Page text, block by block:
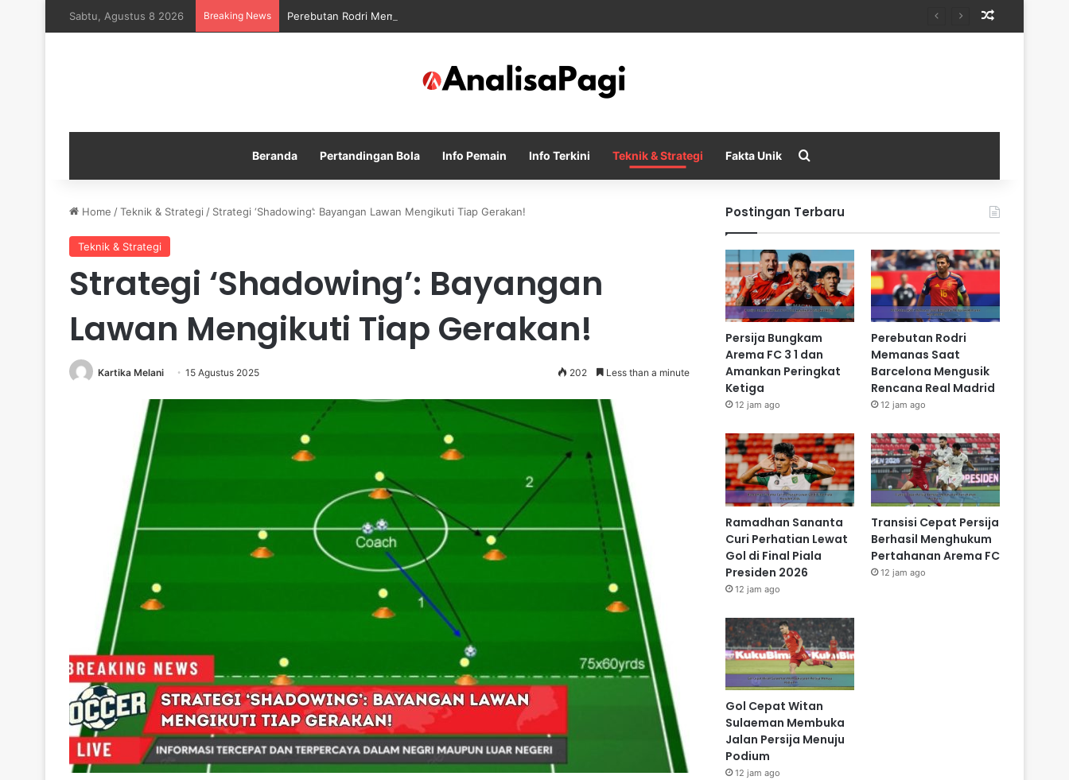
Sabtu, Agustus 8 2026 Breaking News Perebutan Rodri Memanas Saat Barcelona Mengusik Rencana Real Madrid
Beranda Pertandingan Bola Info Pemain Info Terkini Teknik & Strategi Fakta Unik
Home /Teknik & Strategi / Strategi ‘Shadowing’: Bayangan Lawan Mengikuti Tiap Gerakan!
Teknik & Strategi
Strategi ‘Shadowing’: Bayangan
Lawan Mengikuti Tiap Gerakan!
Kartika Melani 15 Agustus 2025 202 Less than a minute
Postingan Terbaru
Persija Bungkam
Arema FC 3 1 dan
Amankan Peringkat
Ketiga
12 jam ago
Perebutan Rodri
Memanas Saat
Barcelona Mengusik
Rencana Real Madrid
12 jam ago
Ramadhan Sananta
Curi Perhatian Lewat
Gol di Final Piala
Presiden 2026
12 jam ago
Transisi Cepat Persija
Berhasil Menghukum
Pertahanan Arema FC
12 jam ago
Gol Cepat Witan
Sulaeman Membuka
Jalan Persija Menuju
Podium
12 jam ago